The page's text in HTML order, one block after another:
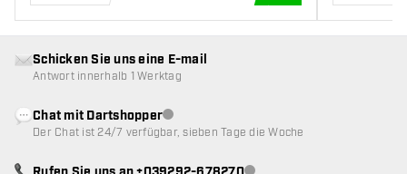
Schicken Sie uns eine E-mail
Antwort innerhalb 1 Werktag
Chat mit DartshopperKundenservice nicht verfügbar
Der Chat ist 24/7 verfügbar, sieben Tage die Woche